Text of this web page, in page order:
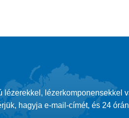
lézerekkel, lézerkomponensekkel
hagyja e-mail-címét, és 24 órán